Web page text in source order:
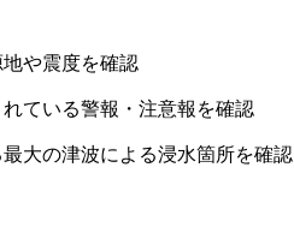
震度を確認
ている警報・注意報を確認
津波による浸水箇所を確認